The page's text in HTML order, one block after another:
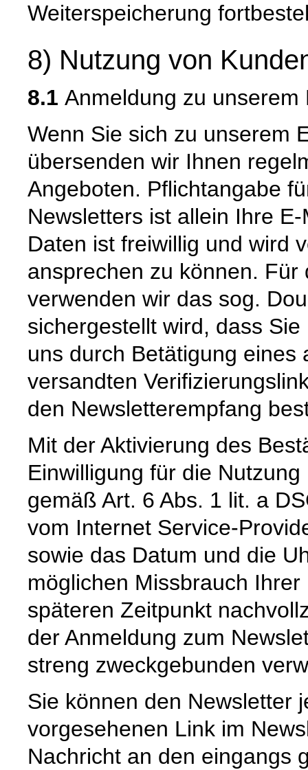
Weiterspeicherung
8) Nutzung von
8.1 Anmeldung zu unserem
Wenn Sie sich zu unserem
übersenden wir Ihnen
Angeboten. Pflichtangabe
Newsletters ist allein Ihre
Daten ist freiwillig und wird
ansprechen zu können. Für
verwenden wir das sog.
sichergestellt wird, dass
uns durch Betätigung
versandten
den Newsletterempfang
Mit der Aktivierung des
Einwilligung für die
gemäß Art. 6 Abs. 1 lit. a
vom Internet Service-
sowie das Datum und die
möglichen Missbrauch
späteren Zeitpunkt
der Anmeldung zum
streng zweckgebunden
Sie können den Newsletter
vorgesehenen Link im
Nachricht an den eingangs